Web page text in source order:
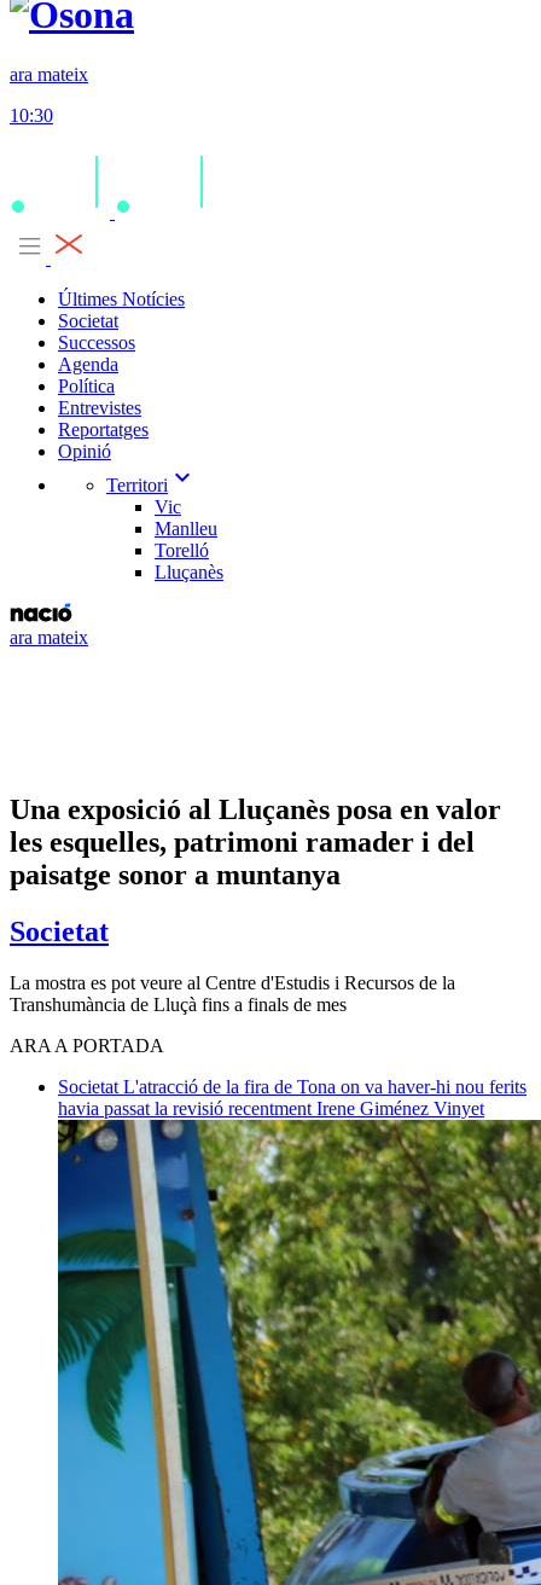
ara mateix
10:30
Últimes Notícies
Societat
Successos
Agenda
Política
Entrevistes
Reportatges
Opinió
Territori expand_more
Vic
Manlleu
Torelló
Lluçanès
ara mateix
Una exposició al Lluçanès posa en valor
les esquelles, patrimoni ramader i del
paisatge sonor a muntanya
Societat
La mostra es pot veure al Centre d'Estudis i Recursos de la
Transhumància de Lluçà fins a finals de mes
ARA A PORTADA
Societat L'atracció de la fira de Tona on va haver-hi nou ferits
havia passat la revisió recentment Irene Giménez Vinyet